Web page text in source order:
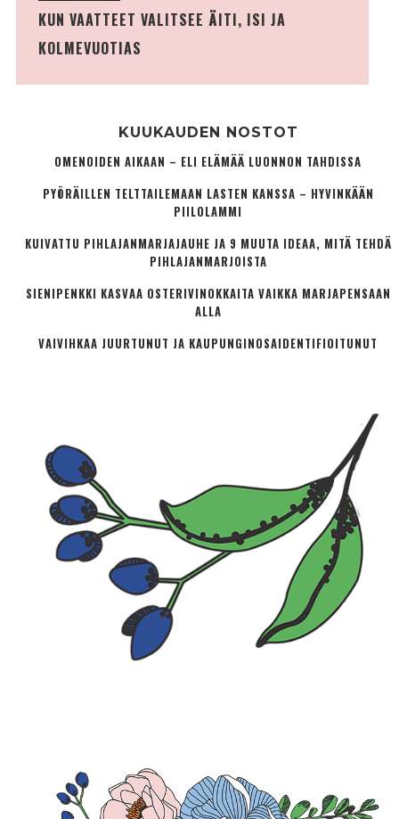
KUN VAATTEET VALITSEE ÄITI, ISI JA
KOLMEVUOTIAS
KUUKAUDEN NOSTOT
OMENOIDEN AIKAAN – ELI ELÄMÄÄ LUONNON TAHDISSA
PYÖRÄILLEN TELTTAILEMAAN LASTEN KANSSA – HYVINKÄÄN
PIILOLAMMI
KUIVATTU PIHLAJANMARJAJAUHE JA 9 MUUTA IDEAA, MITÄ TEHDÄ
PIHLAJANMARJOISTA
SIENIPENKKI KASVAA OSTERIVINOKKAITA VAIKKA MARJAPENSAAN
ALLA
VAIVIHKAA JUURTUNUT JA KAUPUNGINOSA­IDENTIFIOITUNUT